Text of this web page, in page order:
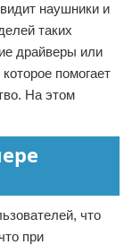
наушники и
таких
драйверы или
помогает
На этом
что
при